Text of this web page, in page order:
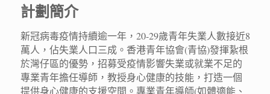
計劃簡介
新冠病毒疫情持續逾一年，20-29歲青年失業人數接近8
萬人，佔失業人口三成。香港青年協會(青協)發揮紥根
於灣仔區的優勢，招募受疫情影響失業或就業不足的
專業青年擔任導師，教授身心健康的技能，打造一個
提供身心健康的支援空間。專業青年導師(如體適能、